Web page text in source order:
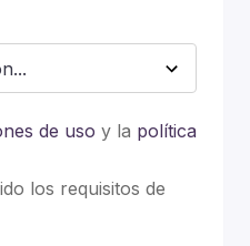
de uso y la política
los requisitos de